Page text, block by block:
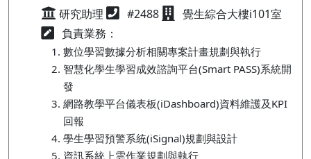
研究助理 #2488
覺生綜合大樓i101室
負責業務：
數位學習數據分析相關專案計畫規劃與執行
智慧化學生學習成效諮詢平台(Smart PASS)系統開
發
網路教學平台儀表板(iDashboard)資料維護及KPI
回報
學生學習預警系統(iSignal)規劃與設計
資訊系統上雲作業規劃與執行